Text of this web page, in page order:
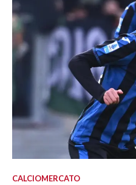
CALCIOMERCATO